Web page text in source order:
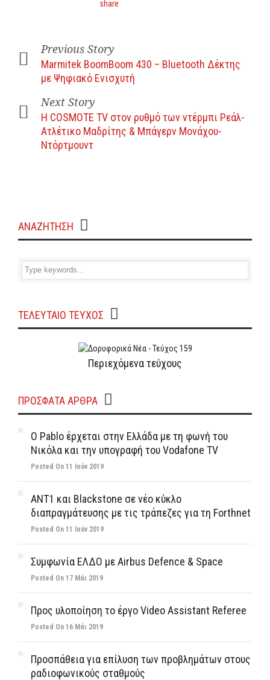
Previous Story
Marmitek BoomBoom 430 – Bluetooth Δέκτης
με Ψηφιακό Ενισχυτή
Next Story
Η COSMOTE TV στον ρυθμό των ντέρμπι Ρεάλ-
Ατλέτικο Μαδρίτης & Μπάγερν Μονάχου-
Ντόρτμουντ
ΑΝΑΖΗΤΗΣΗ
ΤΕΛΕΥΤΑΙΟ ΤΕΥΧΟΣ
Περιεχόμενα τεύχους
ΠΡΌΣΦΑΤΑ ΆΡΘΡΑ
Ο Pablo έρχεται στην Ελλάδα με τη φωνή του
Νικόλα και την υπογραφή του Vodafone TV
Posted On 11 Ιούν 2019
ΑΝΤ1 και Blackstone σε νέο κύκλο
διαπραγμάτευσης με τις τράπεζες για τη Forthnet
Posted On 11 Ιούν 2019
Συμφωνία ΕΛΔΟ με Airbus Defence & Space
Posted On 17 Μάι 2019
Προς υλοποίηση το έργο Video Assistant Referee
Posted On 16 Μάι 2019
Προσπάθεια για επίλυση των προβλημάτων στους
ραδιοφωνικούς σταθμούς